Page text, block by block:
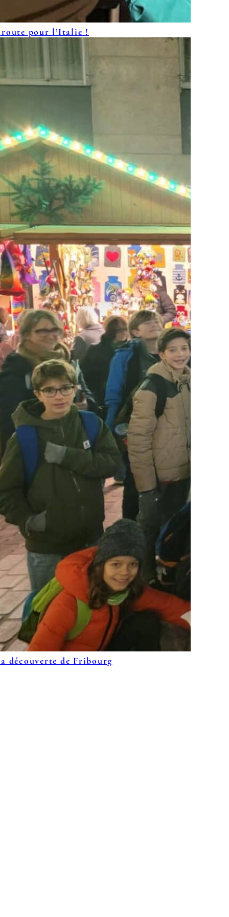
route pour l’Italie !
découverte de Fribourg